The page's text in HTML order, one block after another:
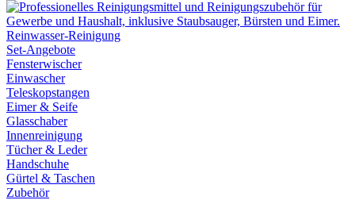
Reinwasser-Reinigung
Set-Angebote
Fensterwischer
Einwascher
Teleskopstangen
Eimer & Seife
Glasschaber
Innenreinigung
Tücher & Leder
Handschuhe
Gürtel & Taschen
Zubehör